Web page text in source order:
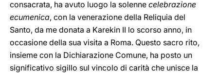
consacrata, ha avuto luogo la solenne celebrazione
ecumenica, con la venerazione della Reliquia del
Santo, da me donata a Karekin II lo scorso anno, in
occasione della sua visita a Roma. Questo sacro rito,
insieme con la Dichiarazione Comune, ha posto un
significativo sigillo sul vincolo di carità che unisce la